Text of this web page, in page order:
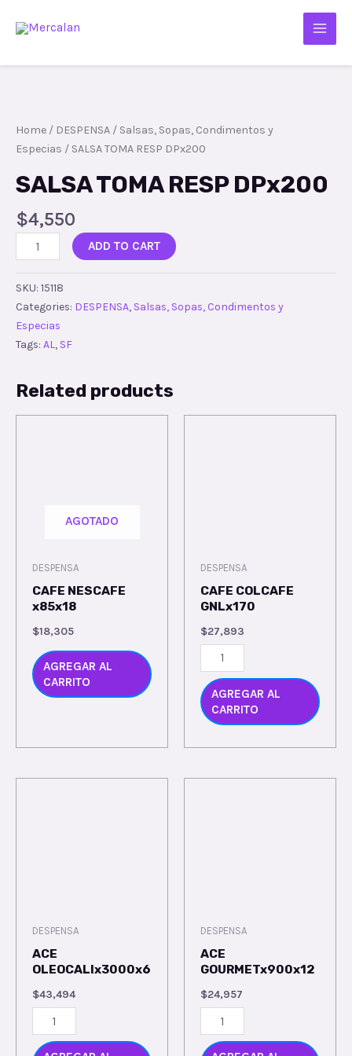
Home / DESPENSA / Salsas, Sopas, Condimentos y
Especias / SALSA TOMA RESP DPx200
SALSA TOMA RESP DPx200
$4,550
ADD TO CART
SKU: 15118
Categories: DESPENSA, Salsas, Sopas, Condimentos y
Especias
Tags: AL, SF
Related products
AGOTADO
DESPENSA
CAFE NESCAFE
x85x18
$18,305
AGREGAR AL
CARRITO
DESPENSA
CAFE COLCAFE
GNLx170
$27,893
AGREGAR AL
CARRITO
DESPENSA
ACE
OLEOCALIx3000x6
$43,494
DESPENSA
ACE
GOURMETx900x12
$24,957